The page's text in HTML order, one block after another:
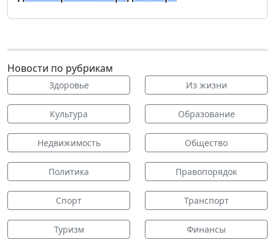
Новости по рубрикам
Здоровье Из жизни
Культура Образование
Недвижимость Общество
Политика Правопорядок
Спорт Транспорт
Туризм Финансы